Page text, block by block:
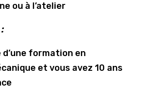
ou à l’atelier
formation en
et vous avez 10 ans